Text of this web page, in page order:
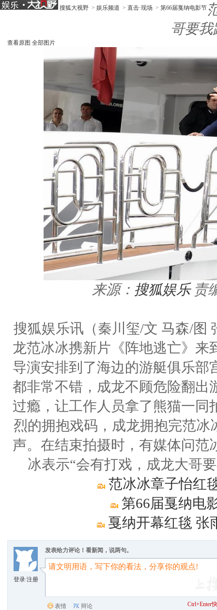
搜狐大视野 > 娱乐频道 > 直击·现场 > 第66届戛纳电影节
哥要
查看原图 全部图片
来源： 搜狐娱乐 责
搜狐娱乐讯（秦川玺/文 马森/图
龙范冰冰携新片《阵地逃亡》
导演安排到了海边的游艇俱乐
都非常不错，成龙不顾危险翻出
过瘾，让工作人员拿了熊猫一同
烈的拥抱戏码，成龙拥抱完范冰
声。在结束拍摄时，有媒体问
冰表示“会有打戏，成龙大哥
范冰冰章子怡红
第66届戛纳电
戛纳开幕红毯 张
登录/注册
发表给力评论！看新闻，说两句。
表情 辩论 Ctrl+Enter